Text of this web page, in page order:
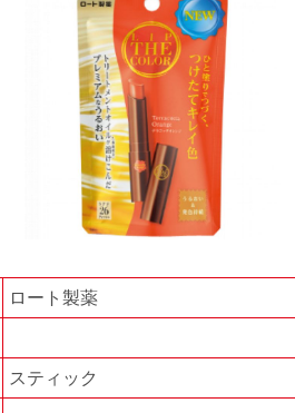
New Products
No.976▶▶
グロンサン用刃棒
ロート製薬
スティック